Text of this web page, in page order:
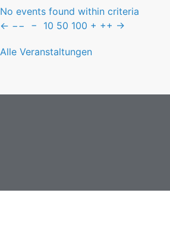
No events found within criteria
← −− − 10 50 100 + ++ →
Alle Veranstaltungen